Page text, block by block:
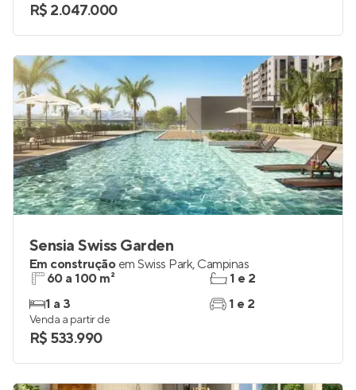
R$ 2.047.000
Sensia Swiss Garden
Em construção em Swiss Park, Campinas
60 a 100 m²
1 a 3
1 e 2
1 e 2
Venda a partir de
R$ 533.990